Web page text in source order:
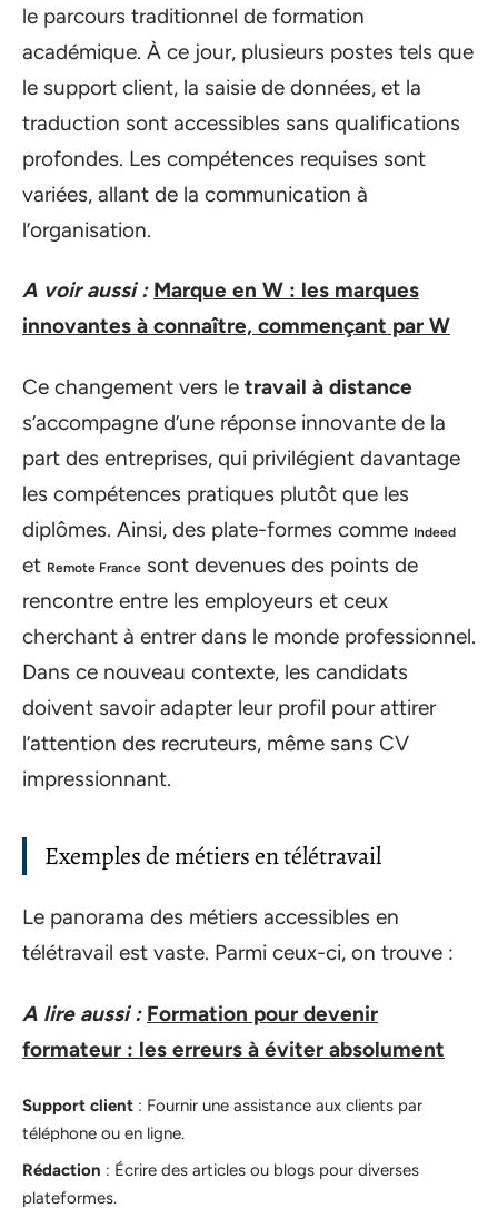
le parcours traditionnel de formation
académique. À ce jour, plusieurs postes tels que
le support client, la saisie de données, et la
traduction sont accessibles sans qualifications
profondes. Les compétences requises sont
variées, allant de la communication à
l’organisation.
A voir aussi : Marque en W : les marques
innovantes à connaître, commençant par W
Ce changement vers le travail à distance
s’accompagne d’une réponse innovante de la
part des entreprises, qui privilégient davantage
les compétences pratiques plutôt que les
diplômes. Ainsi, des plate-formes comme Indeed
et Remote France sont devenues des points de
rencontre entre les employeurs et ceux
cherchant à entrer dans le monde professionnel.
Dans ce nouveau contexte, les candidats
doivent savoir adapter leur profil pour attirer
l’attention des recruteurs, même sans CV
impressionnant.
Exemples de métiers en télétravail
Le panorama des métiers accessibles en
télétravail est vaste. Parmi ceux-ci, on trouve :
A lire aussi : Formation pour devenir
formateur : les erreurs à éviter absolument
Support client : Fournir une assistance aux clients par
téléphone ou en ligne.
Rédaction : Écrire des articles ou blogs pour diverses
plateformes.